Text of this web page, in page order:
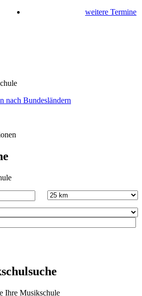
weitere Termine
nach Bundesländern
Ihre Musikschule